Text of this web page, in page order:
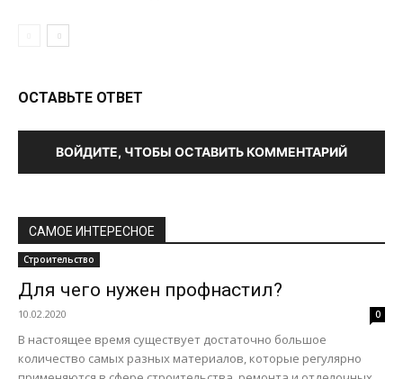
ОСТАВЬТЕ ОТВЕТ
ВОЙДИТЕ, ЧТОБЫ ОСТАВИТЬ КОММЕНТАРИЙ
САМОЕ ИНТЕРЕСНОЕ
Строительство
Для чего нужен профнастил?
10.02.2020 0
В настоящее время существует достаточно большое
количество самых разных материалов, которые регулярно